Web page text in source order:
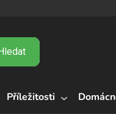
Hledat
Příležitosti